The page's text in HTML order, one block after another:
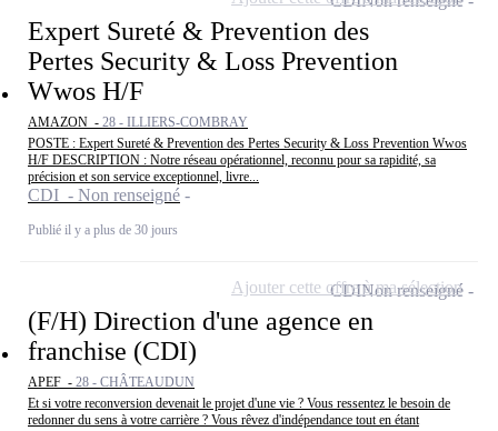
Expert Sureté & Prevention des
Pertes Security & Loss Prevention
Wwos H/F
AMAZON - 28 - ILLIERS-COMBRAY
POSTE : Expert Sureté & Prevention des Pertes Security & Loss Prevention Wwos
H/F DESCRIPTION : Notre réseau opérationnel, reconnu pour sa rapidité, sa
précision et son service exceptionnel, livre...
CDI - Non renseigné
Publié il y a plus de 30 jours
(F/H) Direction d'une agence en
franchise (CDI)
APEF - 28 - CHÂTEAUDUN
Et si votre reconversion devenait le projet d'une vie ? Vous ressentez le besoin de
redonner du sens à votre carrière ? Vous rêvez d'indépendance tout en étant
CDINon renseigné
Ajouter cette offre à ma sélection